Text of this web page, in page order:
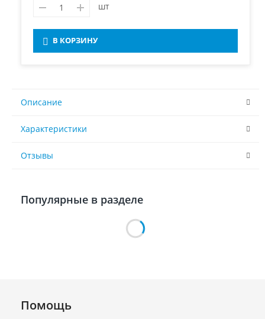
шт
В КОРЗИНУ
Описание
Характеристики
Отзывы
Популярные в разделе
Помощь